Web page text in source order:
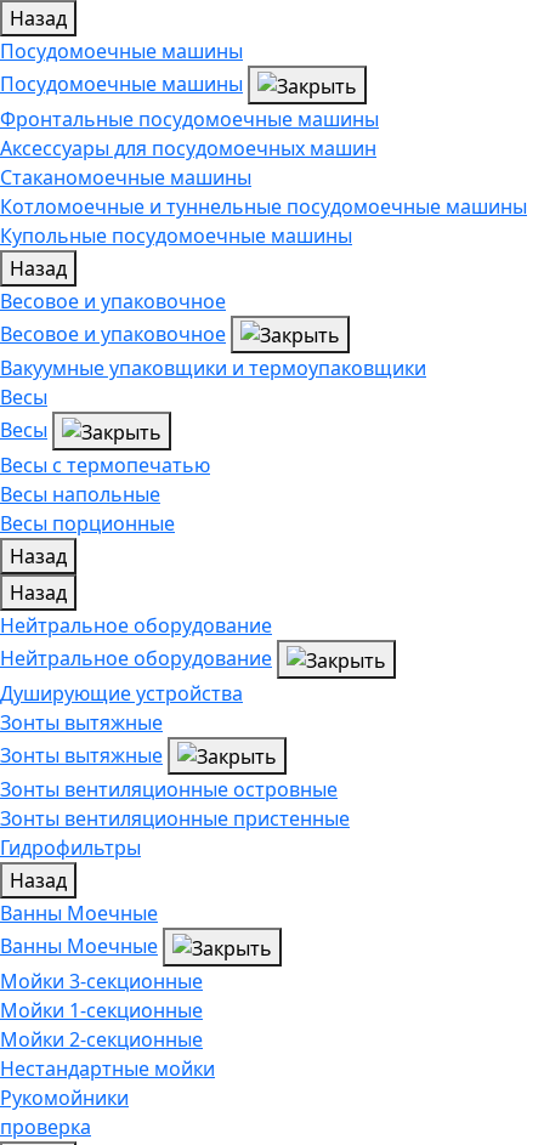
Назад
Посудомоечные машины
Посудомоечные машины
Фронтальные посудомоечные машины
Аксессуары для посудомоечных машин
Стаканомоечные машины
Котломоечные и туннельные посудомоечные машины
Купольные посудомоечные машины
Назад
Весовое и упаковочное
Весовое и упаковочное
Вакуумные упаковщики и термоупаковщики
Весы
Весы
Весы с термопечатью
Весы напольные
Весы порционные
Назад
Назад
Нейтральное оборудование
Нейтральное оборудование
Душирующие устройства
Зонты вытяжные
Зонты вытяжные
Зонты вентиляционные островные
Зонты вентиляционные пристенные
Гидрофильтры
Назад
Ванны Моечные
Ванны Моечные
Мойки 3-секционные
Мойки 1-секционные
Мойки 2-секционные
Нестандартные мойки
Рукомойники
проверка